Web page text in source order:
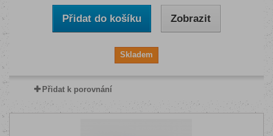
Přidat do košíku Zobrazit
Skladem
Přidat k porovnání